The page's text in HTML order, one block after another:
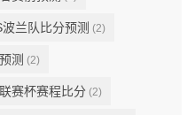
兰队比分预测 (2)
测 (2)
赛杯赛程比分 (2)